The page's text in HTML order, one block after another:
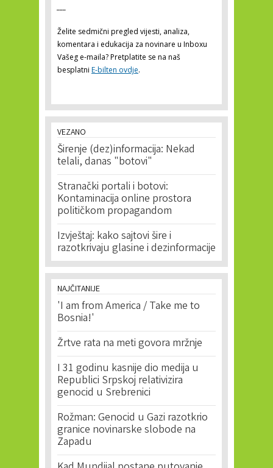
Želite sedmični pregled vijesti, analiza,
komentara i edukacija za novinare u Inboxu
Vašeg e-maila? Pretplatite se na naš
besplatni E-bilten ovdje.
VEZANO
Širenje (dez)informacija: Nekad
telali, danas "botovi"
Stranački portali i botovi:
Kontaminacija online prostora
političkom propagandom
Izvještaj: kako sajtovi šire i
razotkrivaju glasine i dezinformacije
NAJČITANIJE
'I am from America / Take me to
Bosnia!'
Žrtve rata na meti govora mržnje
I 31 godinu kasnije dio medija u
Republici Srpskoj relativizira
genocid u Srebrenici
Rožman: Genocid u Gazi razotkrio
granice novinarske slobode na
Zapadu